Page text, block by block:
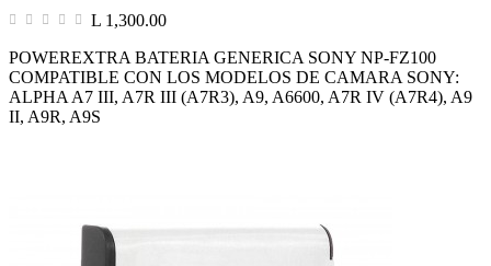
L 1,300.00
POWEREXTRA BATERIA GENERICA SONY NP-FZ100
COMPATIBLE CON LOS MODELOS DE CAMARA SONY:
ALPHA A7 III, A7R III (A7R3), A9, A6600, A7R IV (A7R4), A9
II, A9R, A9S